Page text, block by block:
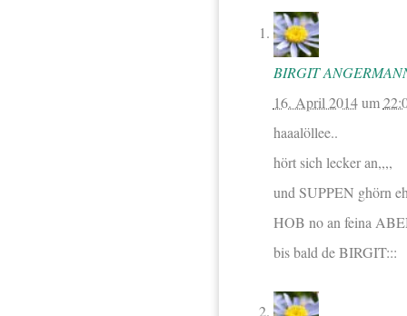
BIRGIT
16. April 2014um
haaalöllee..
hört sich lecker an,,,,
und SUPPEN ghörn
HOB no an feina
bis bald de BIRGIT:::